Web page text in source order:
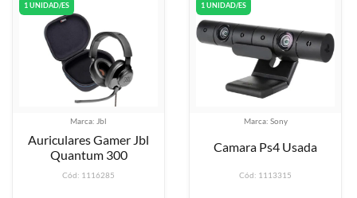
1 UNIDAD/ES
Marca: Jbl
Auriculares Gamer Jbl
Quantum 300
Cód: 1116285
1 UNIDAD/ES
Marca: Sony
Camara Ps4 Usada
Cód: 1113315